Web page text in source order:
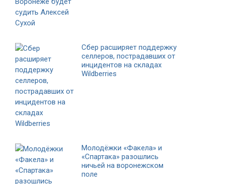
Сбер расширяет поддержку
селлеров, пострадавших от
инцидентов на складах
Wildberries
Молодёжки «Факела» и
«Спартака» разошлись
ничьей на воронежском
поле